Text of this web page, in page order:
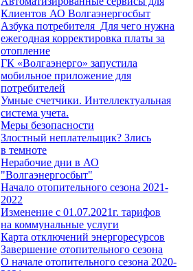
Клиентов АО Волгаэнергосбыт
Азбука потребителя_Для чего нужна
ежегодная корректировка платы за
отопление
ГК «Волгаэнерго» запустила
мобильное приложение для
потребителей
Умные счетчики. Интеллектуальная
система учета.
Меры безопасности
Злостный неплательщик? Злись
в темноте
Нерабочие дни в АО
"Волгаэнергосбыт"
Начало отопительного сезона 2021-
2022
Изменение с 01.07.2021г. тарифов
на коммунальные услуги
Карта отключений энергоресурсов
Завершение отопительного сезона
О начале отопительного сезона 2020-